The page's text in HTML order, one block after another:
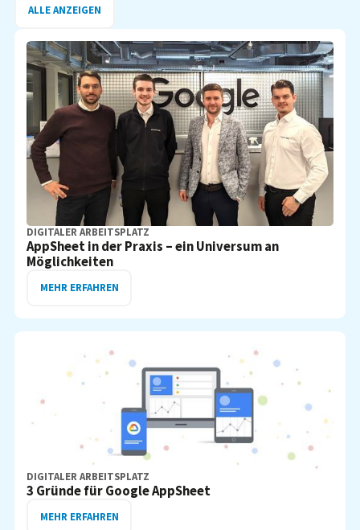
ALLE ANZEIGEN
DIGITALER ARBEITSPLATZ
AppSheet in der Praxis – ein Universum an
Möglichkeiten
MEHR ERFAHREN
DIGITALER ARBEITSPLATZ
3 Gründe für Google AppSheet
MEHR ERFAHREN